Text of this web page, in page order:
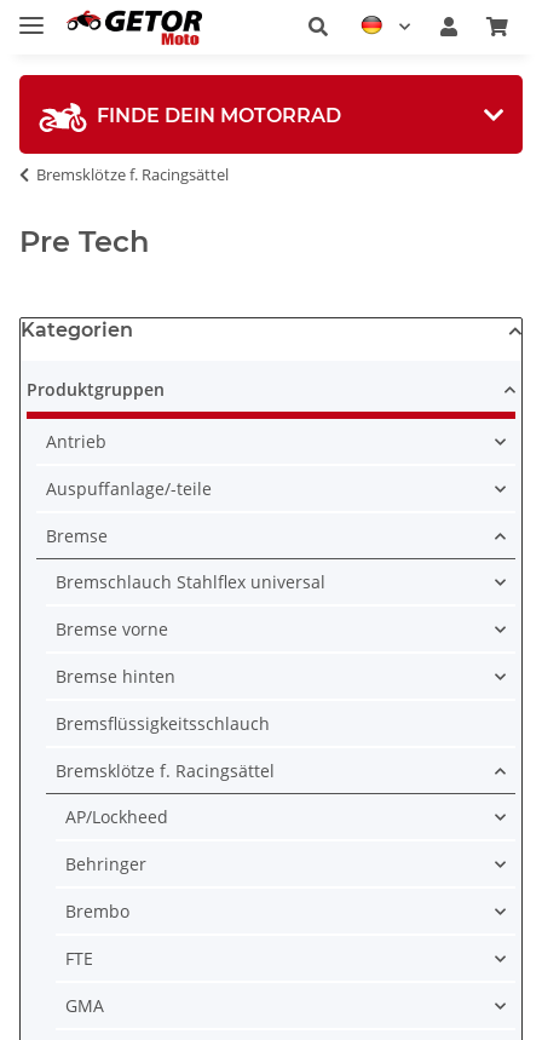
FINDE DEIN MOTORRAD
Bremsklötze f. Racingsättel
Pre Tech
Kategorien
Produktgruppen
Antrieb
Auspuffanlage/-teile
Bremse
Bremschlauch Stahlflex universal
Bremse vorne
Bremse hinten
Bremsflüssigkeitsschlauch
Bremsklötze f. Racingsättel
AP/Lockheed
Behringer
Brembo
FTE
GMA